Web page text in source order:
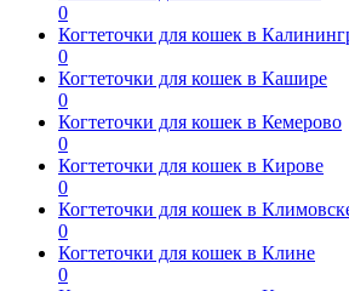
0
Когтеточки для кошек в
0
Когтеточки для кошек в Кашире
0
Когтеточки для кошек в Кемерово
0
Когтеточки для кошек в Кирове
0
Когтеточки для кошек в
0
Когтеточки для кошек в Клине
0